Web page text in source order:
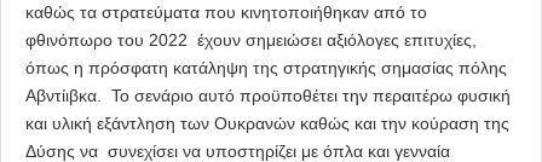
καθώς τα στρατεύματα που κινητοποιήθηκαν από το
φθινόπωρο του 2022 έχουν σημειώσει αξιόλογες επιτυχίες,
όπως η πρόσφατη κατάληψη της στρατηγικής σημασίας πόλης
Αβντίιβκα. Το σενάριο αυτό προϋποθέτει την περαιτέρω φυσική
και υλική εξάντληση των Ουκρανών καθώς και την κούραση της
Δύσης να συνεχίσει να υποστηρίζει με όπλα και γενναία